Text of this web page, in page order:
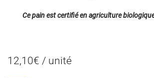
Ce pain est certifié en agriculture
12,10€ / unité